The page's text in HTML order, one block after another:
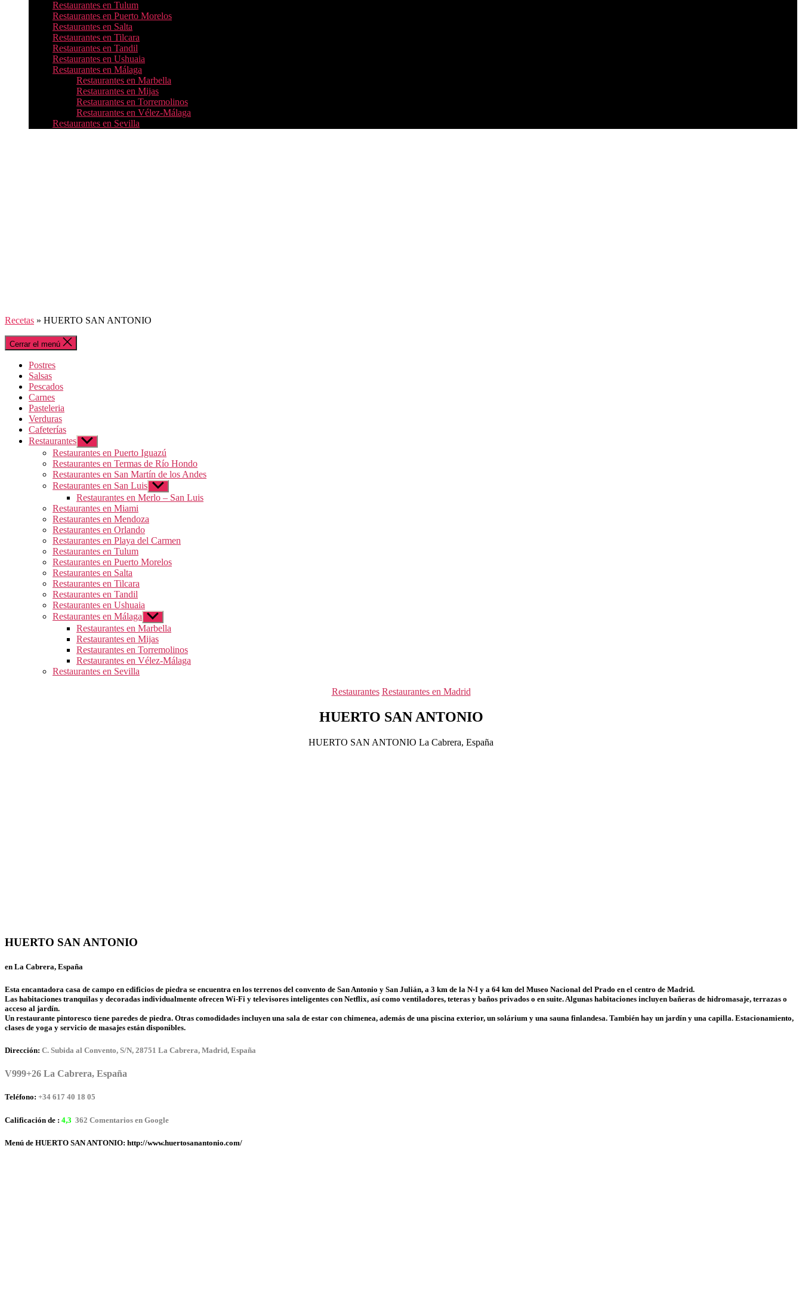
Restaurantes en Tulum
Restaurantes en Puerto Morelos
Restaurantes en Salta
Restaurantes en Tilcara
Restaurantes en Tandil
Restaurantes en Ushuaia
Restaurantes en Málaga
Restaurantes en Marbella
Restaurantes en Mijas
Restaurantes en Torremolinos
Restaurantes en Vélez-Málaga
Restaurantes en Sevilla
Recetas » HUERTO SAN ANTONIO
Cerrar el menú
Postres
Salsas
Pescados
Carnes
Pasteleria
Verduras
Cafeterías
Restaurantes Mostrar
el
submenú
Restaurantes en Puerto Iguazú
Restaurantes en Termas de Río Hondo
Restaurantes en San Martín de los Andes
Restaurantes en San Luis Mostrar
el
submenú
Restaurantes en Merlo – San Luis
Restaurantes en Miami
Restaurantes en Mendoza
Restaurantes en Orlando
Restaurantes en Playa del Carmen
Restaurantes en Tulum
Restaurantes en Puerto Morelos
Restaurantes en Salta
Restaurantes en Tilcara
Restaurantes en Tandil
Restaurantes en Ushuaia
Restaurantes en Málaga Mostrar
el
submenú
Restaurantes en Marbella
Restaurantes en Mijas
Restaurantes en Torremolinos
Restaurantes en Vélez-Málaga
Restaurantes en Sevilla
Categorías
Restaurantes Restaurantes en Madrid
HUERTO SAN ANTONIO
HUERTO SAN ANTONIO La Cabrera, España
HUERTO SAN ANTONIO
en La Cabrera, España
Esta encantadora casa de campo en edificios de piedra se encuentra en los terrenos del convento de San Antonio y San Julián, a 3 km de la N-I y a 64 km del Museo Nacional del Prado en el centro de Madrid.
Las habitaciones tranquilas y decoradas individualmente ofrecen Wi-Fi y televisores inteligentes con Netflix, así como ventiladores, teteras y baños privados o en suite. Algunas habitaciones incluyen bañeras de hidromasaje, terrazas o
acceso al jardín.
Un restaurante pintoresco tiene paredes de piedra. Otras comodidades incluyen una sala de estar con chimenea, además de una piscina exterior, un solárium y una sauna finlandesa. También hay un jardín y una capilla. Estacionamiento,
clases de yoga y servicio de masajes están disponibles.
Dirección: C. Subida al Convento, S/N, 28751 La Cabrera, Madrid, España
V999+26 La Cabrera, España
Teléfono: +34 617 40 18 05
Calificación de : 4,3 362 Comentarios en Google
Menú de HUERTO SAN ANTONIO: http://www.huertosanantonio.com/